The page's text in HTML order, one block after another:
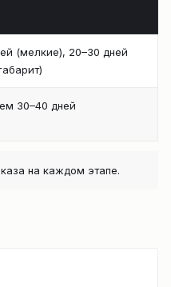
(мелкие), 20–30 дней
30–40 дней
на каждом этапе.